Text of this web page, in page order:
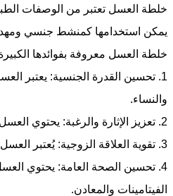
خلطة العسل تعتبر من الوصفات
يمكن استخدامها كمنشط جنسي
خلطة العسل معروفة بفوائدها
1. تحسين القدرة الجنسية: يعتبر
والنساء.
2. تعزيز الإثارة والرغبة: يحتوي العسل على مواد تساعد على تحفيز الأعصاب وزيادة الرغبة الجنسية.
3. تقوية العلاقة الزوجية: يُعتبر العسل مصدرًا جيدًا للطاقة والتغذية، مما يساهم في بناء علاقة زوجية سعيدة وصحية.
4. تحسين الصحة العامة: يحتوي
الفيتامينات والمعادن.